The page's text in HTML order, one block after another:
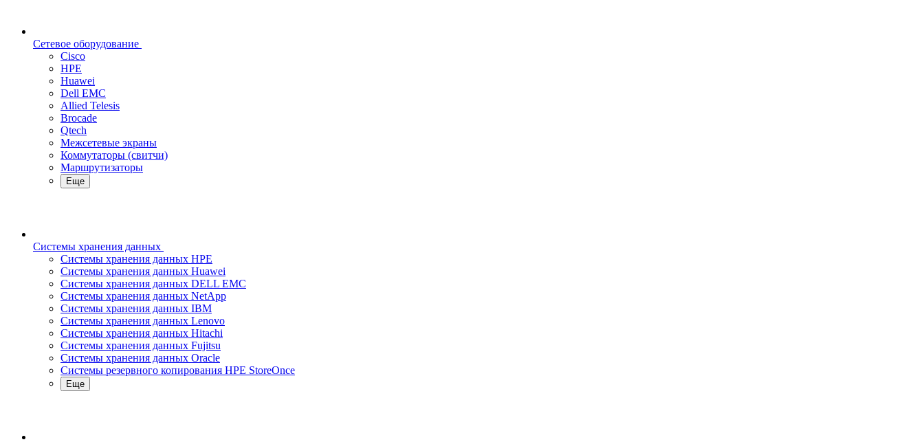
Сетевое оборудование
Cisco
HPE
Huawei
Dell EMC
Allied Telesis
Brocade
Qtech
Межсетевые экраны
Коммутаторы (свитчи)
Маршрутизаторы
Еще
Системы хранения данных
Системы хранения данных HPE
Системы хранения данных Huawei
Системы хранения данных DELL EMC
Cистемы хранения данных NetApp
Системы хранения данных IBM
Системы хранения данных Lenovo
Системы хранения данных Hitachi
Системы хранения данных Fujitsu
Системы хранения данных Oracle
Системы резервного копирования HPE StoreOnce
Еще